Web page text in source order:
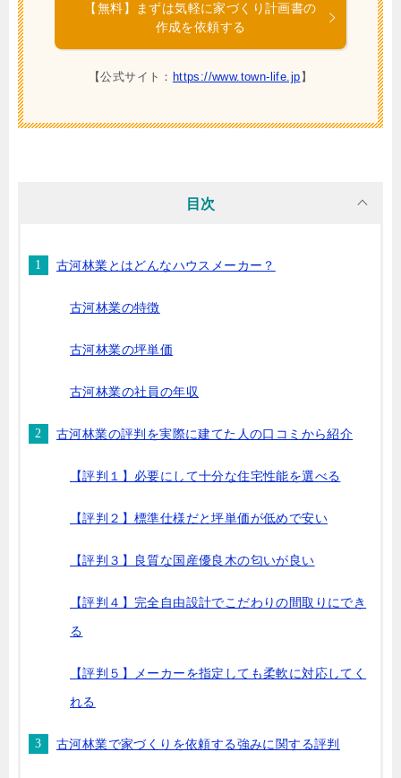
【無料】まずは気軽に家づくり計画書の
作成を依頼する
【公式サイト： https://www.town-life.jp 】
目次
古河林業とはどんなハウスメーカー？
古河林業の特徴
古河林業の坪単価
古河林業の社員の年収
古河林業の評判を実際に建てた人の口コミから紹介
【評判１】必要にして十分な住宅性能を選べる
【評判２】標準仕様だと坪単価が低めで安い
【評判３】良質な国産優良木の匂いが良い
【評判４】完全自由設計でこだわりの間取りにでき
る
【評判５】メーカーを指定しても柔軟に対応してく
れる
古河林業で家づくりを依頼する強みに関する評判